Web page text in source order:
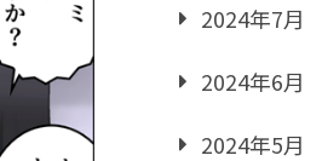
2024年7月
2024年6月
2024年5月